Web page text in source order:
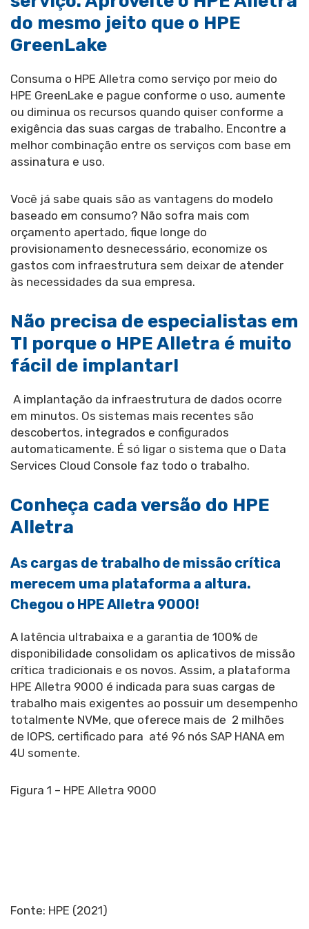
do mesmo jeito que o HPE
GreenLake
Consuma o HPE Alletra como serviço por meio do
HPE GreenLake e pague conforme o uso, aumente
ou diminua os recursos quando quiser conforme a
exigência das suas cargas de trabalho. Encontre a
melhor combinação entre os serviços com base em
assinatura e uso.
Você já sabe quais são as vantagens do modelo
baseado em consumo? Não sofra mais com
orçamento apertado, fique longe do
provisionamento desnecessário, economize os
gastos com infraestrutura sem deixar de atender
às necessidades da sua empresa.
Não precisa de especialistas em
TI porque o HPE Alletra é muito
fácil de implantar!
A implantação da infraestrutura de dados ocorre
em minutos. Os sistemas mais recentes são
descobertos, integrados e configurados
automaticamente. É só ligar o sistema que o Data
Services Cloud Console faz todo o trabalho.
Conheça cada versão do HPE
Alletra
As cargas de trabalho de missão crítica
merecem uma plataforma a altura.
Chegou o HPE Alletra 9000!
A latência ultrabaixa e a garantia de 100% de
disponibilidade consolidam os aplicativos de missão
crítica tradicionais e os novos. Assim, a plataforma
HPE Alletra 9000 é indicada para suas cargas de
trabalho mais exigentes ao possuir um desempenho
totalmente NVMe, que oferece mais de 2 milhões
de IOPS, certificado para até 96 nós SAP HANA em
4U somente.
Figura 1 – HPE Alletra 9000
Fonte: HPE (2021)